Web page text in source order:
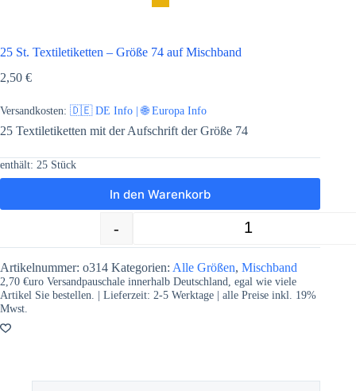
25 St. Textiletiketten – Größe 74 auf Mischband
2,50 €
Versandkosten: 🇩🇪 DE Info | 🌐 Europa Info
25 Textiletiketten mit der Aufschrift der Größe 74
enthält: 25 Stück
25 St. Textiletiketten - Größe 74 auf
-
In den Warenkorb
Artikelnummer: o314 Kategorien: Alle Größen, Mischband
2,70 €uro Versandpauschale innerhalb Deutschland, egal wie viele
Artikel Sie bestellen. | Lieferzeit: 2-5 Werktage | alle Preise inkl. 19%
Mwst.